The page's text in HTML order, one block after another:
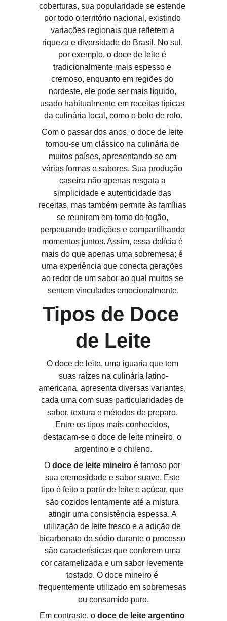
coberturas, sua popularidade se estende
por todo o território nacional, existindo
variações regionais que refletem a
riqueza e diversidade do Brasil. No sul,
por exemplo, o doce de leite é
tradicionalmente mais espesso e
cremoso, enquanto em regiões do
nordeste, ele pode ser mais líquido,
usado habitualmente em receitas típicas
da culinária local, como o bolo de rolo.
Com o passar dos anos, o doce de leite
tornou-se um clássico na culinária de
muitos países, apresentando-se em
várias formas e sabores. Sua produção
caseira não apenas resgata a
simplicidade e autenticidade das
receitas, mas também permite às famílias
se reunirem em torno do fogão,
perpetuando tradições e compartilhando
momentos juntos. Assim, essa delícia é
mais do que apenas uma sobremesa; é
uma experiência que conecta gerações
ao redor de um sabor ao qual muitos se
sentem vinculados emocionalmente.
Tipos de Doce
de Leite
O doce de leite, uma iguaria que tem
suas raízes na culinária latino-
americana, apresenta diversas variantes,
cada uma com suas particularidades de
sabor, textura e métodos de preparo.
Entre os tipos mais conhecidos,
destacam-se o doce de leite mineiro, o
argentino e o chileno.
O doce de leite mineiro é famoso por
sua cremosidade e sabor suave. Este
tipo é feito a partir de leite e açúcar, que
são cozidos lentamente até a mistura
atingir uma consistência espessa. A
utilização de leite fresco e a adição de
bicarbonato de sódio durante o processo
são características que conferem uma
cor caramelizada e um sabor levemente
tostado. O doce mineiro é
frequentemente utilizado em sobremesas
ou consumido puro.
Em contraste, o doce de leite argentino